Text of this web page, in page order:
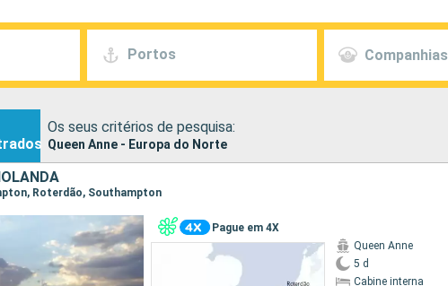
Portos Companhias
Os seus critérios de pesquisa:
Queen Anne - Europa do Norte
Roterdão, Southampton
Pague em 4X
Queen Anne
5 d
Cabine interna